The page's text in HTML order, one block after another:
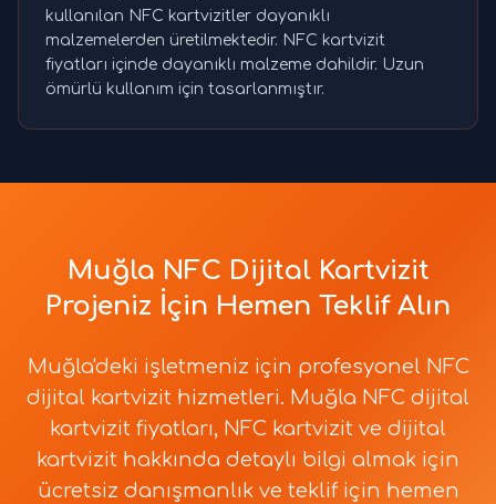
kullanılan NFC kartvizitler dayanıklı
malzemelerden üretilmektedir. NFC kartvizit
fiyatları içinde dayanıklı malzeme dahildir. Uzun
ömürlü kullanım için tasarlanmıştır.
Muğla NFC Dijital Kartvizit
Projeniz İçin Hemen Teklif Alın
Muğla'deki işletmeniz için profesyonel NFC
dijital kartvizit hizmetleri. Muğla NFC dijital
kartvizit fiyatları, NFC kartvizit ve dijital
kartvizit hakkında detaylı bilgi almak için
ücretsiz danışmanlık ve teklif için hemen